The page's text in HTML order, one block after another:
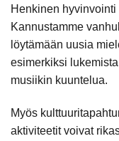
Henkinen
Kannustamme
löytämään uusia
esimerkiksi
musiikin kuuntelua.
Myös
aktiviteetit voivat